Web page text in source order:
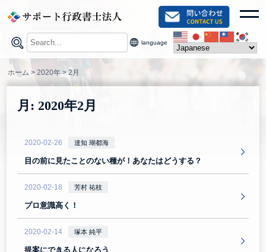
content
language
ホーム >2020年>2月
月: 2020年2月
2020-02-26 達知 瑚都海
目の前に見たことのない種が！あなたはどうする？
2020-02-18 芳村 祐枝
プロ意識高く！
2020-02-14 塚本 純平
提案にできる人になろう